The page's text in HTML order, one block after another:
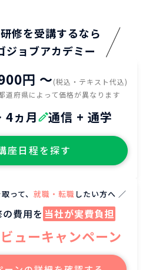
修を受講するなら
ジョブアカデミー
円 〜(税込・テキスト代込)
道府県によって価格が異なります
4ヵ月 通信 + 通学
座日程を探す
って、 就職・転職 したい方へ ／
費用を 当社が実費負担
ューキャンペーン